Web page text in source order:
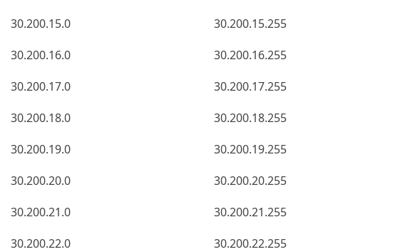
30.200.15.0 30.200.15.255
30.200.16.0 30.200.16.255
30.200.17.0 30.200.17.255
30.200.18.0 30.200.18.255
30.200.19.0 30.200.19.255
30.200.20.0 30.200.20.255
30.200.21.0 30.200.21.255
30.200.22.0 30.200.22.255